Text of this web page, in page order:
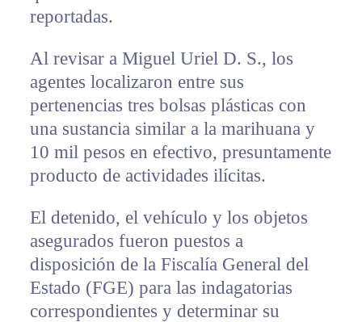
reportadas.
Al revisar a Miguel Uriel D. S., los
agentes localizaron entre sus
pertenencias tres bolsas plásticas con
una sustancia similar a la marihuana y
10 mil pesos en efectivo, presuntamente
producto de actividades ilícitas.
El detenido, el vehículo y los objetos
asegurados fueron puestos a
disposición de la Fiscalía General del
Estado (FGE) para las indagatorias
correspondientes y determinar su